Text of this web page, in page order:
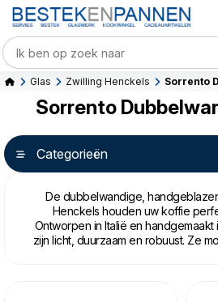
Glas Zwilling Henckels Sorrento
Sorrento
Categorieën
De dubbelwandige,
Henckels houden uw koffie
Ontworpen in Italië en handgemaakt
zijn licht, duurzaam en robuust. Ze